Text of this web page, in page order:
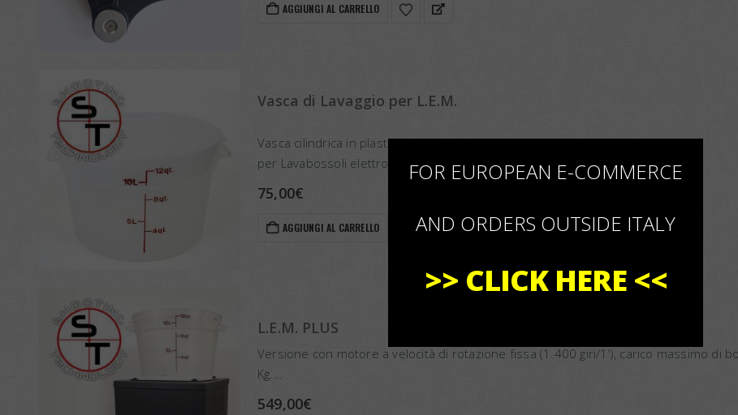
AGGIUNGI AL CARRELLO
Vasca di Lavaggio per L.E.M.
Vasca cilindrica in plastica
per Lavabossoli elettromagnetica L.E.M.
Completa di Coperchio di sicurezza.
75,00€
AGGIUNGI AL CARRELLO
L.E.M. PLUS
Versione con motore a velocità di rotazione fissa (1.400 giri/1’), carico massimo di
Kg.
549,00€
FOR EUROPEAN E-COMMERCE
AND ORDERS OUTSIDE ITALY
>> CLICK HERE<<